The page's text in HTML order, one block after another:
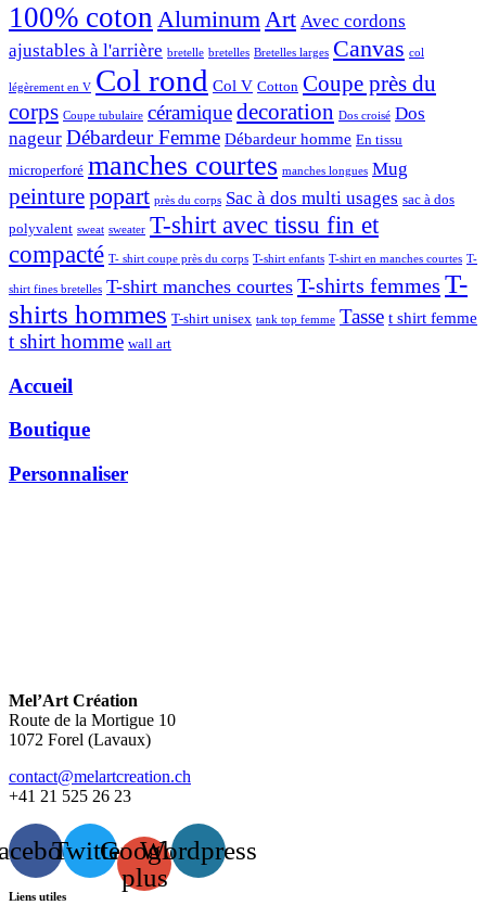
100% coton AluminumArt Avec cordons
ajustables à l'arrière bretelle bretelles Bretelles larges Canvas col
légèrement en V Col rond Col V Cotton Coupe près du
corps Coupe tubulaire céramiquedecoration Dos croisé Dos
nageur Débardeur Femme Débardeur homme En tissu
microperforé manches courtes manches longues Mug
peinturepopart près du corps Sac à dos multi usages sac à dos
polyvalent sweat sweater T-shirt avec tissu fin et
compacté T- shirt coupe près du corps T-shirt enfants T-shirt en manches courtes T-
shirt fines bretelles T-shirt manches courtes T-shirts femmes T-
shirts hommes T-shirt unisex tank top femme Tasse t shirt femme
t shirt homme wall art
Accueil
Boutique
Personnaliser
Mel’Art Création
Route de la Mortigue 10
1072 Forel (Lavaux)
contact@melartcreation.ch
+41 21 525 26 23
TwitterGoogle-
plus
Wordpress
Liens utiles